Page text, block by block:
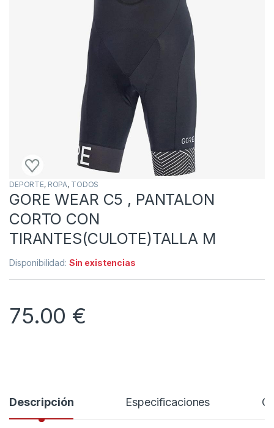
DEPORTE, ROPA, TODOS
GORE WEAR C5 , PANTALON
CORTO CON
TIRANTES(CULOTE)TALLA M
Disponibilidad: Sin existencias
75.00 €
Descripción Especificaciones